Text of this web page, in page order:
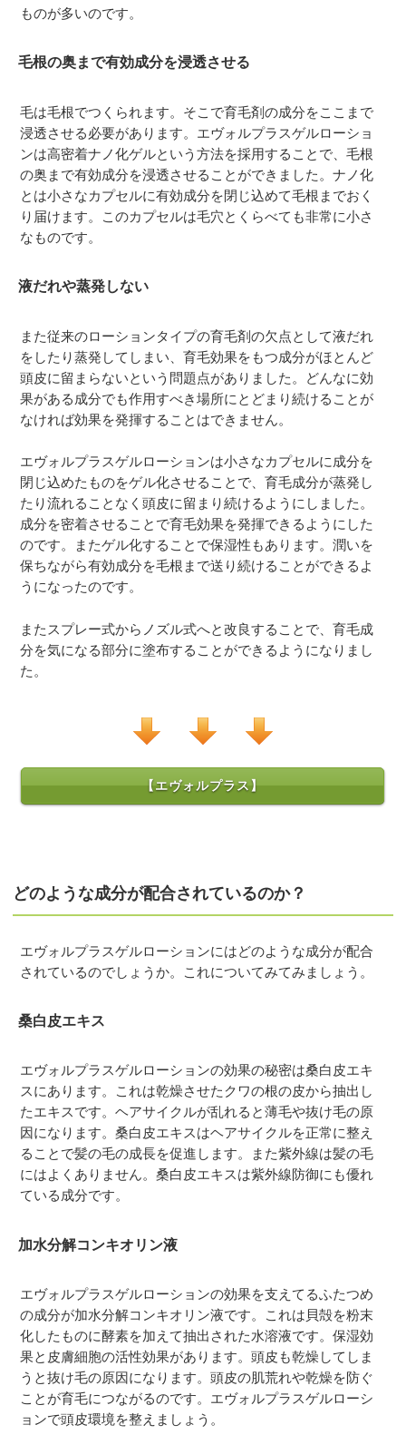
ものが多いのです。
毛根の奥まで有効成分を浸透させる
毛は毛根でつくられます。そこで育毛剤の成分をここまで
浸透させる必要があります。エヴォルプラスゲルローショ
ンは高密着ナノ化ゲルという方法を採用することで、毛根
の奥まで有効成分を浸透させることができました。ナノ化
とは小さなカプセルに有効成分を閉じ込めて毛根までおく
り届けます。このカプセルは毛穴とくらべても非常に小さ
なものです。
液だれや蒸発しない
また従来のローションタイプの育毛剤の欠点として液だれ
をしたり蒸発してしまい、育毛効果をもつ成分がほとんど
頭皮に留まらないという問題点がありました。どんなに効
果がある成分でも作用すべき場所にとどまり続けることが
なければ効果を発揮することはできません。
エヴォルプラスゲルローションは小さなカプセルに成分を
閉じ込めたものをゲル化させることで、育毛成分が蒸発し
たり流れることなく頭皮に留まり続けるようにしました。
成分を密着させることで育毛効果を発揮できるようにした
のです。またゲル化することで保湿性もあります。潤いを
保ちながら有効成分を毛根まで送り続けることができるよ
うになったのです。
またスプレー式からノズル式へと改良することで、育毛成
分を気になる部分に塗布することができるようになりまし
た。
【エヴォルプラス】
どのような成分が配合されているのか？
エヴォルプラスゲルローションにはどのような成分が配合
されているのでしょうか。これについてみてみましょう。
桑白皮エキス
エヴォルプラスゲルローションの効果の秘密は桑白皮エキ
スにあります。これは乾燥させたクワの根の皮から抽出し
たエキスです。ヘアサイクルが乱れると薄毛や抜け毛の原
因になります。桑白皮エキスはヘアサイクルを正常に整え
ることで髪の毛の成長を促進します。また紫外線は髪の毛
にはよくありません。桑白皮エキスは紫外線防御にも優れ
ている成分です。
加水分解コンキオリン液
エヴォルプラスゲルローションの効果を支えてるふたつめ
の成分が加水分解コンキオリン液です。これは貝殻を粉末
化したものに酵素を加えて抽出された水溶液です。保湿効
果と皮膚細胞の活性効果があります。頭皮も乾燥してしま
うと抜け毛の原因になります。頭皮の肌荒れや乾燥を防ぐ
ことが育毛につながるのです。エヴォルプラスゲルローシ
ョンで頭皮環境を整えましょう。